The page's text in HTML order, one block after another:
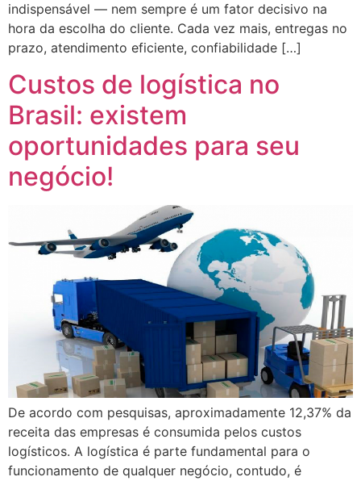
indispensável — nem sempre é um fator decisivo na
hora da escolha do cliente. Cada vez mais, entregas no
prazo, atendimento eficiente, confiabilidade […]
Custos de logística no
Brasil: existem
oportunidades para seu
negócio!
De acordo com pesquisas, aproximadamente 12,37% da
receita das empresas é consumida pelos custos
logísticos. A logística é parte fundamental para o
funcionamento de qualquer negócio, contudo, é